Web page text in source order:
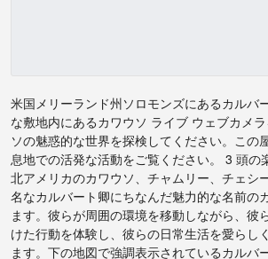
米国メリーランド州ソロモンズにあるカルバ
な敷地内にあるカワウソ ライブ ウェブカメ
ソの魅惑的な世界を探検してください。この
息地での活発な活動をご覧ください。 3 頭の
北アメリカのカワウソ、チャムリー、チェシ
名なカルバート卿にちなんだ魅力的な名前の
ます。彼らが周囲の環境を移動しながら、彼
けた行動を体験し、彼らの日常生活を愛らし
ます。下の地図で強調表示されているカルバ